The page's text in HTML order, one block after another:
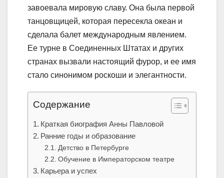
завоевала мировую славу. Она была первой
танцовщицей, которая пересекла океан и
сделала балет международным явлением.
Ее турне в Соединенных Штатах и других
странах вызвали настоящий фурор, и ее имя
стало синонимом роскоши и элегантности.
Содержание
Краткая биография Анны Павловой
Ранние годы и образование
Детство в Петербурге
Обучение в Императорском театре
Карьера и успех